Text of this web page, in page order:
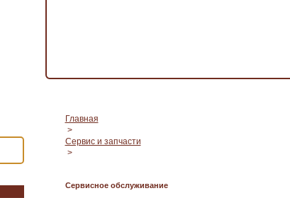
Главная
>
Сервис и запчасти
>
Сервисное обслуживание